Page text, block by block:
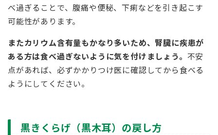
べ過ぎることで、腹痛や便秘、下痢などを引き起こす
可能性があります。
またカリウム含有量もかなり多いため、腎臓に疾患が
ある方は食べ過ぎないように気を付けましょう。 不安
点があれば、必ずかかりつけ医に確認してから食べる
ようにしてください。
黒きくらげ（黒木耳）の戻し方